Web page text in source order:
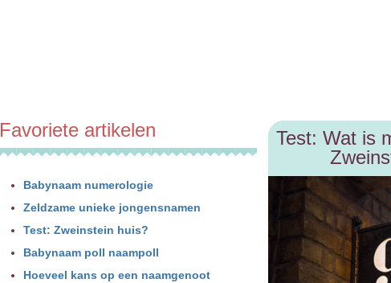
Favoriete artikelen
Babynaam numerologie
Zeldzame unieke jongensnamen
Test: Zweinstein huis?
Babynaam poll naampoll
Hoeveel kans op een naamgenoot
Test: Wat is